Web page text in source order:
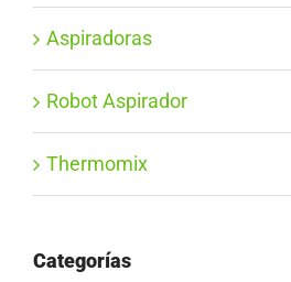
Aspiradoras
Robot Aspirador
Thermomix
Categorías